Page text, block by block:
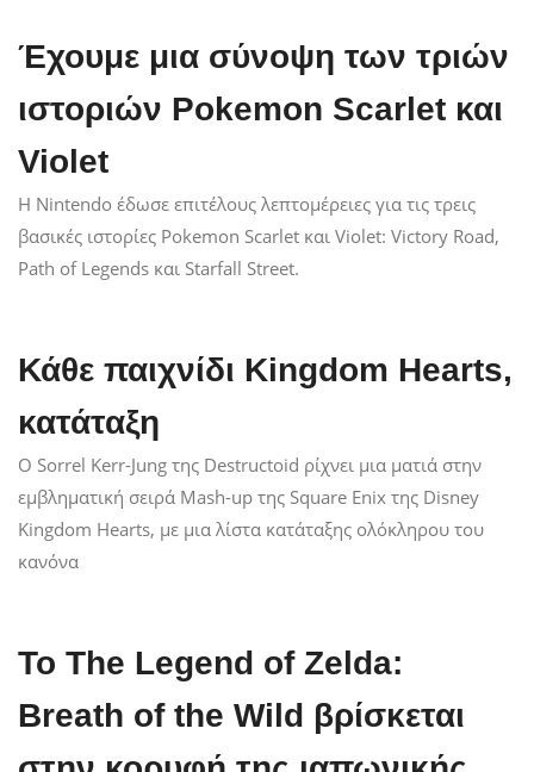
Έχουμε μια σύνοψη των τριών
ιστοριών Pokemon Scarlet και
Violet
Η Nintendo έδωσε επιτέλους λεπτομέρειες για τις τρεις
βασικές ιστορίες Pokemon Scarlet και Violet: Victory Road,
Path of Legends και Starfall Street.
Κάθε παιχνίδι Kingdom Hearts,
κατάταξη
Ο Sorrel Kerr-Jung της Destructoid ρίχνει μια ματιά στην
εμβληματική σειρά Mash-up της Square Enix της Disney
Kingdom Hearts, με μια λίστα κατάταξης ολόκληρου του
κανόνα
Το The Legend of Zelda:
Breath of the Wild βρίσκεται